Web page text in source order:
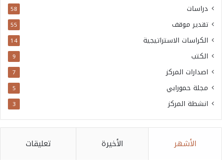
دراسات 58
تقدير موقف 55
الكراسات الاستراتيجية 14
الكتب 9
اصدارات المركز 7
مجلة حمورابي 5
انشطة المركز 3
الأشهر الأخيرة تعليقات